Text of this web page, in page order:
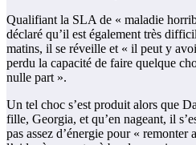
Qualifiant la SLA de « maladie
déclaré qu’il est également très
matins, il se réveille et « il peut y
perdu la capacité de faire quelque
nulle part ».
Un tel choc s’est produit alors que
fille, Georgia, et qu’en nageant, il
pas assez d’énergie pour «